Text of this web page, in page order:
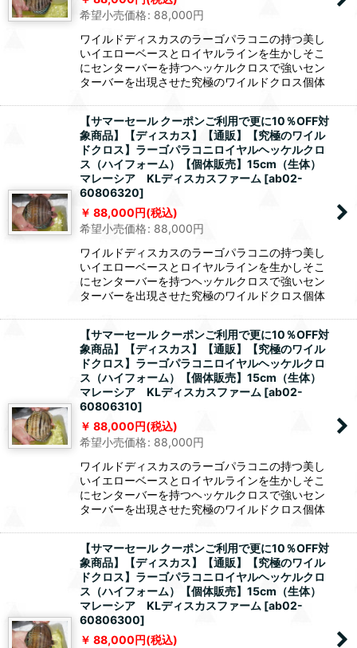
希望小売価格: 88,000円
ワイルドディスカスのラーゴパラコニの持つ美し
いイエローベースとロイヤルラインを生かしそこ
にセンターバーを持つヘッケルクロスで強いセン
ターバーを出現させた究極のワイルドクロス個体
【サマーセール クーポンご利用で更に10％OFF対
象商品】【ディスカス】【通販】【究極のワイル
ドクロス】ラーゴパラコニロイヤルヘッケルクロ
ス（ハイフォーム）【個体販売】15cm（生体）
マレーシア KLディスカスファーム [ab02-
60806320]
88,000円(税込)
希望小売価格: 88,000円
ワイルドディスカスのラーゴパラコニの持つ美し
いイエローベースとロイヤルラインを生かしそこ
にセンターバーを持つヘッケルクロスで強いセン
ターバーを出現させた究極のワイルドクロス個体
【サマーセール クーポンご利用で更に10％OFF対
象商品】【ディスカス】【通販】【究極のワイル
ドクロス】ラーゴパラコニロイヤルヘッケルクロ
ス（ハイフォーム）【個体販売】15cm（生体）
マレーシア KLディスカスファーム [ab02-
60806310]
88,000円(税込)
希望小売価格: 88,000円
ワイルドディスカスのラーゴパラコニの持つ美し
いイエローベースとロイヤルラインを生かしそこ
にセンターバーを持つヘッケルクロスで強いセン
ターバーを出現させた究極のワイルドクロス個体
【サマーセール クーポンご利用で更に10％OFF対
象商品】【ディスカス】【通販】【究極のワイル
ドクロス】ラーゴパラコニロイヤルヘッケルクロ
ス（ハイフォーム）【個体販売】15cm（生体）
マレーシア KLディスカスファーム [ab02-
60806300]
88,000円(税込)